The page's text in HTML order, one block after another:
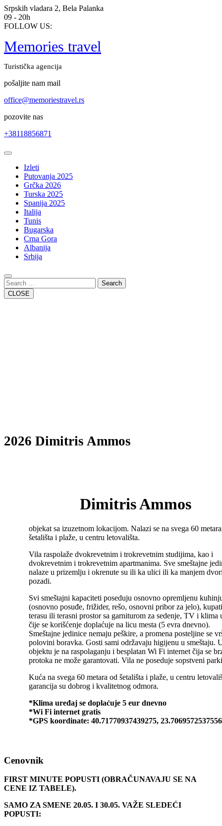
Skip
to
content
Srpskih vladara 2, Bela Palanka
09 - 20h
FOLLOW US:
Memories travel
Turistička agencija
pošaljite nam mail
office@memoriestravel.rs
pozovite nas
+38118856871
Open
ButtonIzleti
Putovanja 2025
Grčka 2026
Turska 2025
Spanija 2025
Italija
Tunis
Bugarska
Crna Gora
Albanija
Srbija
Close
Button
Search
CLOSE
2026 Dimitris Ammos
Dimitris Ammos
objekat sa izuzetnom lokacijom. Nalazi se na svega 60
šetališta i plaže, u centru letovališta.
Vila raspolaže dvokrevetnim i trokrevetnim studijima, kao i
dvokrevetnim i trokrevetnim apartmanima. Sve smeštajne
nalaze u prizemlju i okrenute su ili ka ulici ili ka manjem
pozadi.
Svi smeštajni kapaciteti poseduju osnovno opremljenu
(osnovno posuđe, frižider, rešo, osnovni pribor za jelo),
terasu ili terasni prostor sa garniturom za sedenje, TV i klima
čije se korišćenje doplaćuje na licu mesta (5 evra dnevno).
Smeštajne jedinice nemaju peškire, a promena posteljine se
polovini boravka. Gosti sami održavaju higijenu u smeštaju.
objektu je na raspolaganju i besplatan Wi Fi internet čija se
protoka ne može garantovati. Vila ne poseduje sopstveni
Kuća na svega 60 metara od šetališta i plaže, u centru
garancija su dobrog i kvalitetnog odmora.
*Klima uređaj se doplaćuje 5 eur dnevno
*Wi Fi internet gratis
*GPS koordinate: 40.71770937439275,
Cenovnik
FIRST MINUTE POPUSTI (OBRAČUNAVAJU SE NA
CENE IZ TABELE).
SAMO ZA SMENE 20.05. I 30.05. VAŽE SLEDEĆI
POPUSTI: